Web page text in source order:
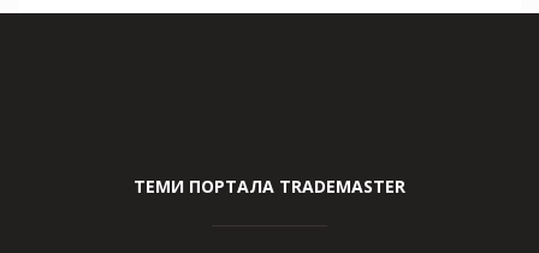
ТЕМИ ПОРТАЛА TRADEMASTER